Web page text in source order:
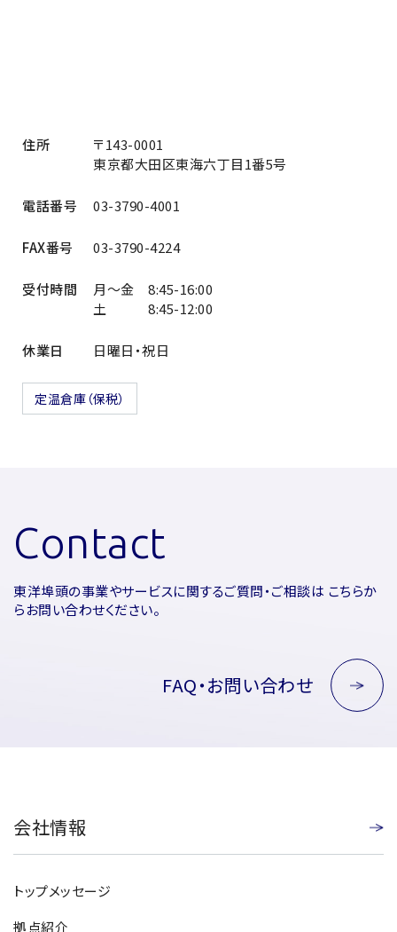
会社情報
トップメッセージ
拠点紹介
住所
〒143-0001
東京都大田区東海六丁目1番5号
電話番号 03-3790-4001
FAX番号 03-3790-4224
受付時間
月～金 8:45-16:00
土 8:45-12:00
休業日 日曜日・祝日
定温倉庫（保税）
Contact
東洋埠頭の事業やサービスに関するご質問・ご相談は こちらか
らお問い合わせください。
FAQ・お問い合わせ